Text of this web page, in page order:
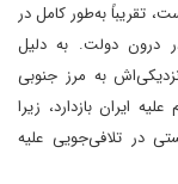
تقریباً به‌طور کامل در
درون دولت. به دلیل
به مرز جنوبی
ایران بازدارد، زیرا
در تلافی‌جویی علیه